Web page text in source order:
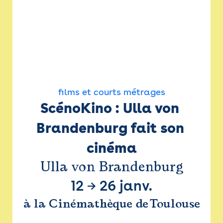
films et courts métrages
ScénoKino : Ulla von
Brandenburg fait son
cinéma
Ulla von Brandenburg
12 → 26 janv.
à la Cinémathèque de Toulouse